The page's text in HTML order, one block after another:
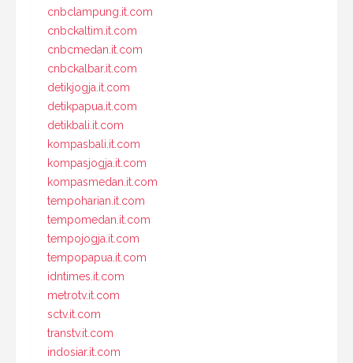
cnbclampung.it.com
cnbckaltim.it.com
cnbcmedan.it.com
cnbckalbar.it.com
detikjogja.it.com
detikpapua.it.com
detikbali.it.com
kompasbali.it.com
kompasjogja.it.com
kompasmedan.it.com
tempoharian.it.com
tempomedan.it.com
tempojogja.it.com
tempopapua.it.com
idntimes.it.com
metrotv.it.com
sctv.it.com
transtv.it.com
indosiar.it.com